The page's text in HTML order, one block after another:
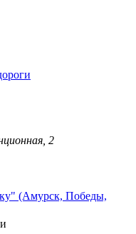
2
(Амурск, Победы,